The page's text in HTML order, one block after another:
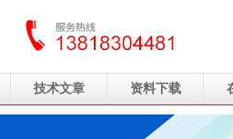
技术文章 资料下载